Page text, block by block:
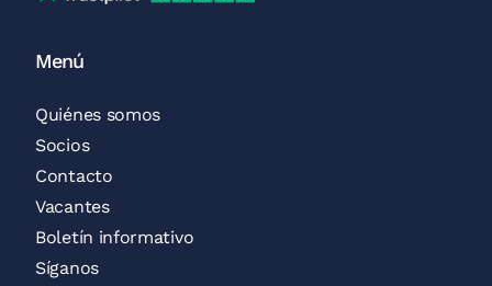
Menú
Quiénes somos
Socios
Contacto
Vacantes
Boletín informativo
Síganos